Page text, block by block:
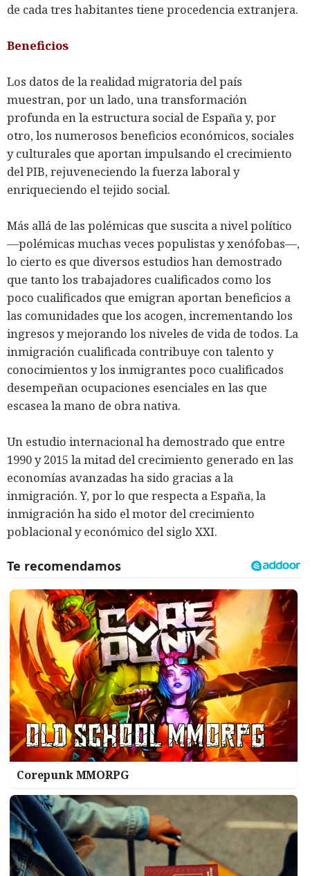
de cada tres habitantes tiene procedencia extranjera.
Beneficios
Los datos de la realidad migratoria del país
muestran, por un lado, una transformación
profunda en la estructura social de España y, por
otro, los numerosos beneficios económicos, sociales
y culturales que aportan impulsando el crecimiento
del PIB, rejuveneciendo la fuerza laboral y
enriqueciendo el tejido social.
Más allá de las polémicas que suscita a nivel político
―polémicas muchas veces populistas y xenófobas―,
lo cierto es que diversos estudios han demostrado
que tanto los trabajadores cualificados como los
poco cualificados que emigran aportan beneficios a
las comunidades que los acogen, incrementando los
ingresos y mejorando los niveles de vida de todos. La
inmigración cualificada contribuye con talento y
conocimientos y los inmigrantes poco cualificados
desempeñan ocupaciones esenciales en las que
escasea la mano de obra nativa.
Un estudio internacional ha demostrado que entre
1990 y 2015 la mitad del crecimiento generado en las
economías avanzadas ha sido gracias a la
inmigración. Y, por lo que respecta a España, la
inmigración ha sido el motor del crecimiento
poblacional y económico del siglo XXI.
Corepunk MMORPG